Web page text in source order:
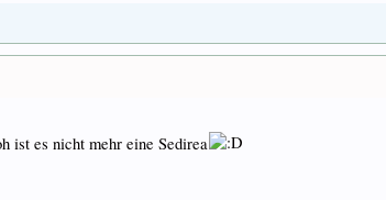
ist es nicht mehr eine Sedirea